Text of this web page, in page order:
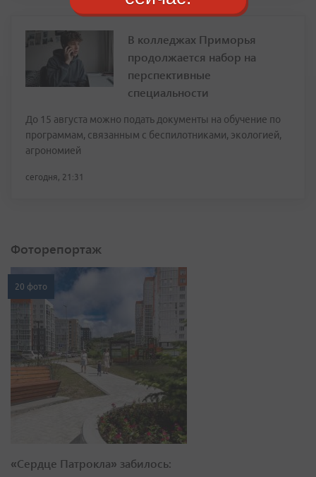
В колледжах Приморья
продолжается набор на
перспективные
специальности
До 15 августа можно подать документы на обучение по
программам, связанным с беспилотниками, экологией,
агрономией
сегодня, 21:31
Фоторепортаж
20 фото
«Сердце Патрокла» забилось: